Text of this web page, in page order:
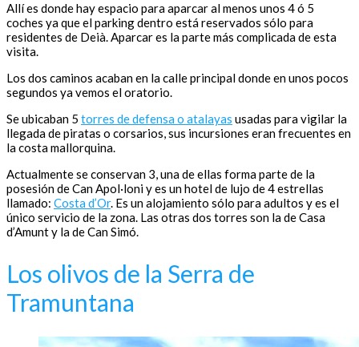
Allí es donde hay espacio para aparcar al menos unos 4 ó 5
coches ya que el parking dentro está reservados sólo para
residentes de Deià. Aparcar es la parte más complicada de esta
visita.
Los dos caminos acaban en la calle principal donde en unos pocos
segundos ya vemos el oratorio.
Se ubicaban 5 torres de defensa o atalayas usadas para vigilar la
llegada de piratas o corsarios, sus incursiones eran frecuentes en
la costa mallorquina.
Actualmente se conservan 3, una de ellas forma parte de la
posesión de Can Apol·loni y es un hotel de lujo de 4 estrellas
llamado: Costa d’Or. Es un alojamiento sólo para adultos y es el
único servicio de la zona. Las otras dos torres son la de Casa
d’Amunt y la de Can Simó.
Los olivos de la Serra de
Tramuntana